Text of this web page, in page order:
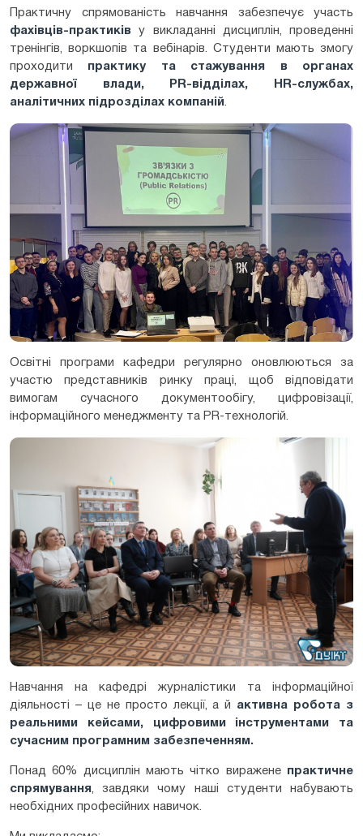
Практичну спрямованість навчання забезпечує участь
фахівців-практиків у викладанні дисциплін, проведенні
тренінгів, воркшопів та вебінарів. Студенти мають змогу
проходити практику та стажування в органах
державної влади, PR-відділах, HR-службах,
аналітичних підрозділах компаній.
Освітні програми кафедри регулярно оновлюються за
участю представників ринку праці, щоб відповідати
вимогам сучасного документообігу, цифровізації,
інформаційного менеджменту та PR-технологій.
Навчання на кафедрі журналістики та інформаційної
діяльності – це не просто лекції, а й активна робота з
реальними кейсами, цифровими інструментами та
сучасним програмним забезпеченням.
Понад 60% дисциплін мають чітко виражене практичне
спрямування , завдяки чому наші студенти набувають
необхідних професійних навичок.